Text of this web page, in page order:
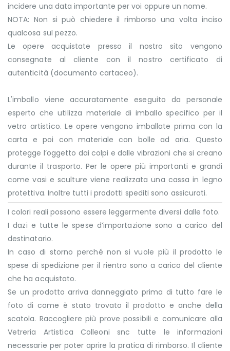
incidere una data importante per voi oppure un nome.
NOTA: Non si può chiedere il rimborso una volta inciso
qualcosa sul pezzo.
Le opere acquistate presso il nostro sito vengono
consegnate al cliente con il nostro certificato di
autenticità (documento cartaceo).
L'imballo viene accuratamente eseguito da personale
esperto che utilizza materiale di imballo specifico per il
vetro artistico. Le opere vengono imballate prima con la
carta e poi con materiale con bolle ad aria. Questo
protegge l’oggetto dai colpi e dalle vibrazioni che si creano
durante il trasporto. Per le opere più importanti e grandi
come vasi e sculture viene realizzata una cassa in legno
protettiva. Inoltre tutti i prodotti spediti sono assicurati.
I colori reali possono essere leggermente diversi dalle foto.
I dazi e tutte le spese d’importazione sono a carico del
destinatario.
In caso di storno perché non si vuole più il prodotto le
spese di spedizione per il rientro sono a carico del cliente
che ha acquistato.
Se un prodotto arriva danneggiato prima di tutto fare le
foto di come è stato trovato il prodotto e anche della
scatola. Raccogliere più prove possibili e comunicare alla
Vetreria Artistica Colleoni snc tutte le informazioni
necessarie per poter aprire la pratica di rimborso. Il cliente